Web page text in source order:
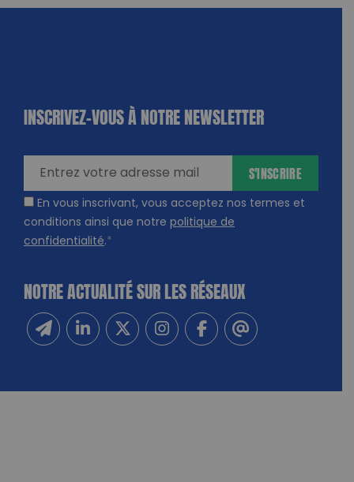
INSCRIVEZ-VOUS À NOTRE NEWSLETTER
En vous inscrivant, vous acceptez nos termes et
conditions ainsi que notre politique de
confidentialité.*
S'INSCRIRE
NOTRE ACTUALITÉ SUR LES RÉSEAUX